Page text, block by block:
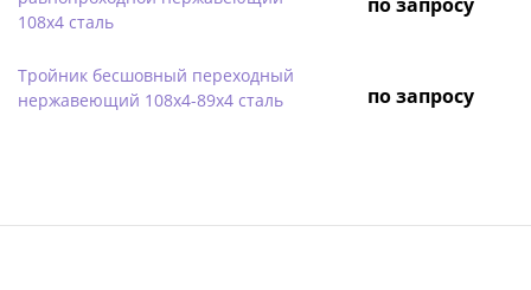
108х4 сталь
Тройник бесшовный переходный
нержавеющий 108х4-89х4 сталь
по запросу